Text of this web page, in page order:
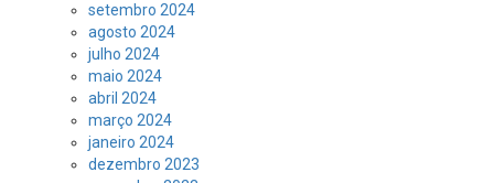
setembro 2024
agosto 2024
julho 2024
maio 2024
abril 2024
março 2024
janeiro 2024
dezembro 2023